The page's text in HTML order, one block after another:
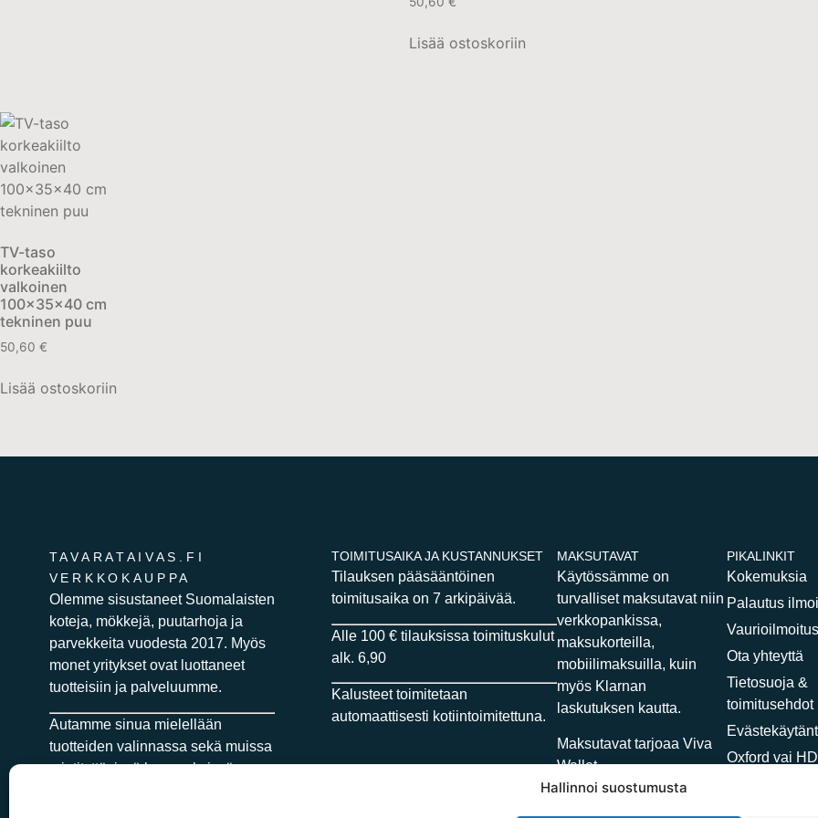
Hallinnoi suostumusta
Lisää ostoskoriin
TV-taso
korkeakiilto
valkoinen
100x35x40 cm
tekninen puu
50,60 €
Lisää ostoskoriin
TAVARATAIVAS.FI
VERKKOKAUPPA
Olemme sisustaneet Suomalaisten
koteja, mökkejä, puutarhoja ja
parvekkeita vuodesta 2017. Myös
monet yritykset ovat luottaneet
tuotteisiin ja palveluumme.
Autamme sinua mielellään
tuotteiden valinnassa sekä muissa
mietityttävissä kysymyksissä.
TOIMITUSAIKA JA KUSTANNUKSET
Tilauksen pääsääntöinen
toimitusaika on 7 arkipäivää.
Alle 100 € tilauksissa toimituskulut
alk. 6,90
Kalusteet toimitetaan
automaattisesti kotiintoimitettuna.
MAKSUTAVAT
Käytössämme on
turvalliset maksutavat niin
verkkopankissa,
maksukorteilla,
mobiilimaksuilla, kuin
myös Klarnan
laskutuksen kautta.
Maksutavat tarjoaa Viva
Wallet
PIKALINKIT
Kokemuksia
Palautus
Vaurioilmoitus
Ota yhteyttä
Tietosuoja &
toimitusehdot
Oxford vai